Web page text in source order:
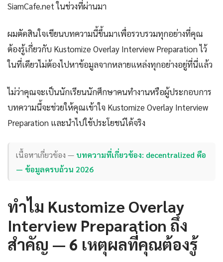
SiamCafe.net ในช่วงที่ผ่านมา
ผมตัดสินใจเขียนบทความนี้ขึ้นมาเพื่อรวบรวมทุกอย่างที่คุณ
ต้องรู้เกี่ยวกับ Kustomize Overlay Interview Preparation ไว้
ในที่เดียวไม่ต้องไปหาข้อมูลจากหลายแหล่งทุกอย่างอยู่ที่นี่แล้ว
ไม่ว่าคุณจะเป็นนักเรียนนักศึกษาคนทำงานหรือผู้ประกอบการ
บทความนี้จะช่วยให้คุณเข้าใจ Kustomize Overlay Interview
Preparation และนำไปใช้ประโยชน์ได้จริง
เนื้อหาเกี่ยวข้อง — บทความที่เกี่ยวข้อง: decentralized คือ
— ข้อมูลครบถ้วน 2026
ทำไม Kustomize Overlay
Interview Preparation ถึง
สำคัญ — 6 เหตุผลที่คุณต้องรู้